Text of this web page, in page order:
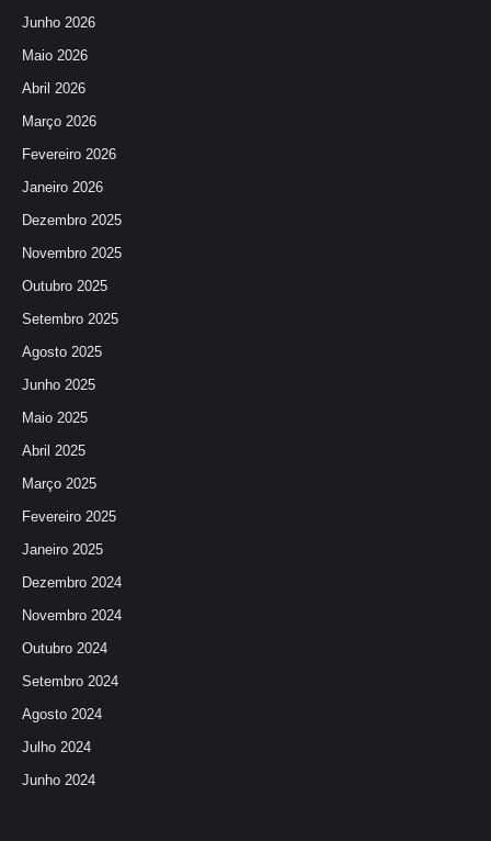
Junho 2026
Maio 2026
Abril 2026
Março 2026
Fevereiro 2026
Janeiro 2026
Dezembro 2025
Novembro 2025
Outubro 2025
Setembro 2025
Agosto 2025
Junho 2025
Maio 2025
Abril 2025
Março 2025
Fevereiro 2025
Janeiro 2025
Dezembro 2024
Novembro 2024
Outubro 2024
Setembro 2024
Agosto 2024
Julho 2024
Junho 2024